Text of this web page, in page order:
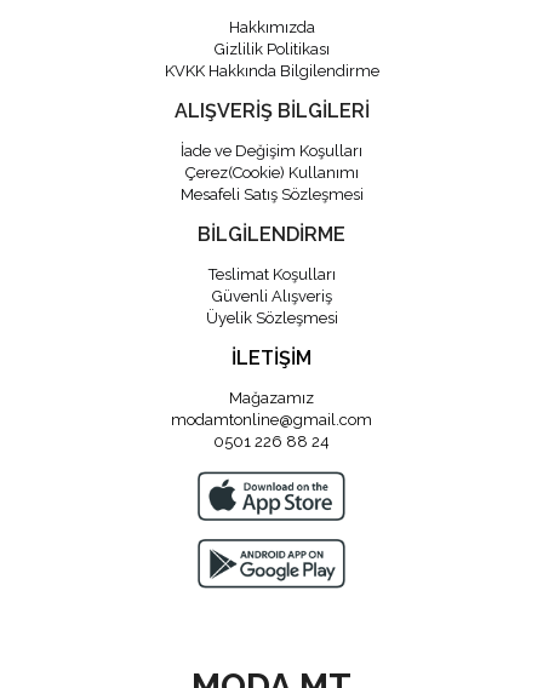
Hakkımızda
Gizlilik Politikası
KVKK Hakkında Bilgilendirme
ALIŞVERİŞ BİLGİLERİ
İade ve Değişim Koşulları
Çerez(Cookie) Kullanımı
Mesafeli Satış Sözleşmesi
BİLGİLENDİRME
Teslimat Koşulları
Güvenli Alışveriş
Üyelik Sözleşmesi
İLETİŞİM
Mağazamız
modamtonline@gmail.com
0501 226 88 24